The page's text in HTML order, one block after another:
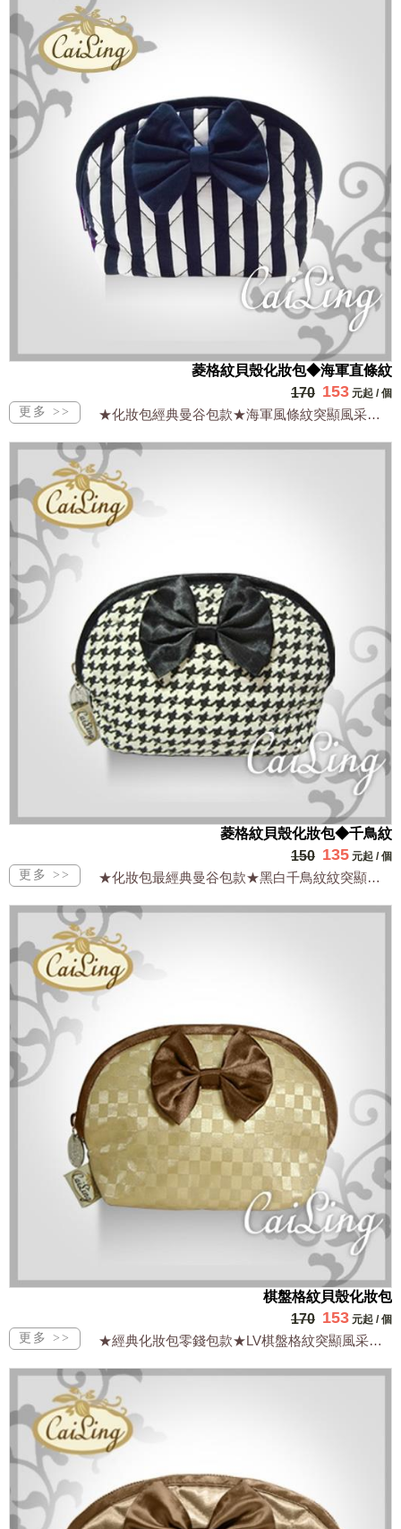
菱格紋貝殼化妝包◆海軍直條紋
170 153 元起 /個
★化妝包經典曼谷包款★海軍風條紋突顯風采★防水輕便實用超時尚
菱格紋貝殼化妝包◆千鳥紋
150 135 元起 /個
★化妝包最經典曼谷包款★黑白千鳥紋紋突顯風采★防水又輕便實用超時尚
棋盤格紋貝殼化妝包
170 153 元起 /個
★經典化妝包零錢包款★LV棋盤格紋突顯風采★防水超輕好拿最實用